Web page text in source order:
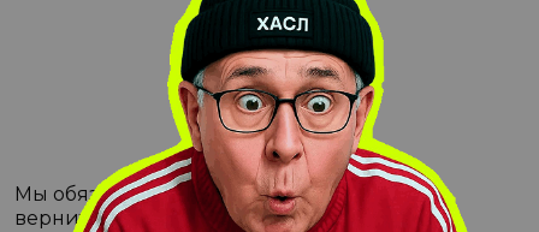
Мы обязательно с этим разберёмся, а пока
вернитесь на Главную